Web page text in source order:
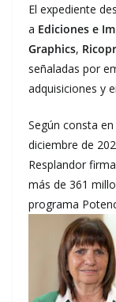
El expediente
a Ediciones e
Graphics,
señaladas por
adquisiciones y
Según consta
diciembre de
Resplandor
más de 361
programa